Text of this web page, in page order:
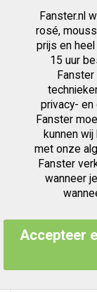
Fanster.nl
rosé,
prijs en
15 uur
privacy- en
Fanster
kunnen
met onze
Fanster
wanneer
Accepteer
inhoud
Klant Login
Als u een
E-mailadres